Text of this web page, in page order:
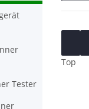
Top
Tester